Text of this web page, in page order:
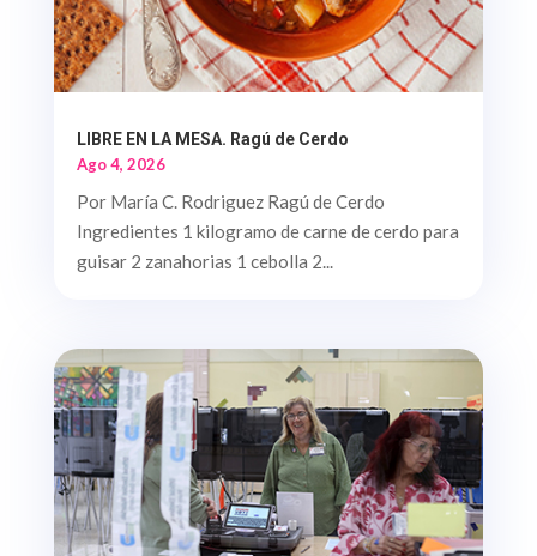
LIBRE EN LA MESA. Ragú de Cerdo
Ago 4, 2026
Por María C. Rodriguez Ragú de Cerdo
Ingredientes 1 kilogramo de carne de cerdo para
guisar 2 zanahorias 1 cebolla 2...